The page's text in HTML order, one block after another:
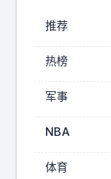
高
杜
明
他
推荐
热榜
军事
NBA
体育